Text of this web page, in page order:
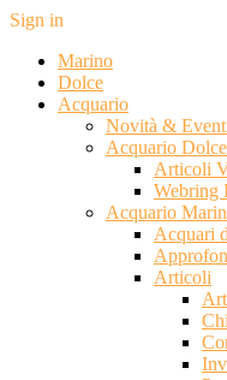
Sign in
Marino
Dolce
Acquario
Novità &
Acquario Dolce
Articoli
Webring
Acquario
Acquari
Articoli